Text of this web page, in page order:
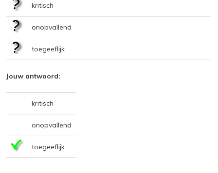
kritisch
onopvallend
toegeeflijk
Jouw antwoord:
kritisch
onopvallend
toegeeflijk